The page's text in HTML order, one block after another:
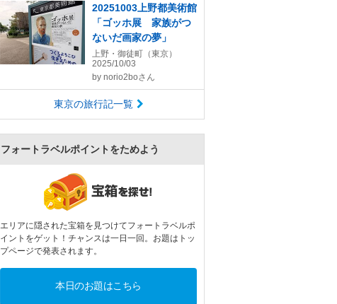
20251003上野都美術館
「ゴッホ展 家族がつ
ないだ画家の夢」
上野・御徒町（東京）
2025/10/03
by norio2boさん
東京の旅行記一覧
フォートラベルポイントをためよう
エリアに隠された宝箱を見つけてフォートラベルポ
イントをゲット！チャンスは一日一回。お題はトッ
プページで発表されます。
本日のお題はこちら